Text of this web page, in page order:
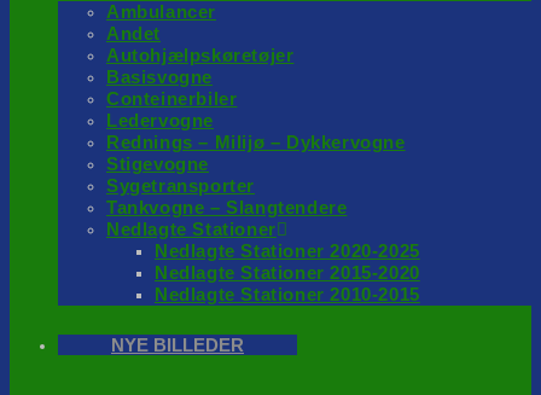
Ambulancer
Andet
Autohjælpskøretøjer
Basisvogne
Conteinerbiler
Ledervogne
Rednings – Milijø – Dykkervogne
Stigevogne
Sygetransporter
Tankvogne – Slangtendere
Nedlagte Stationer
Nedlagte Stationer 2020-2025
Nedlagte Stationer 2015-2020
Nedlagte Stationer 2010-2015
NYE BILLEDER